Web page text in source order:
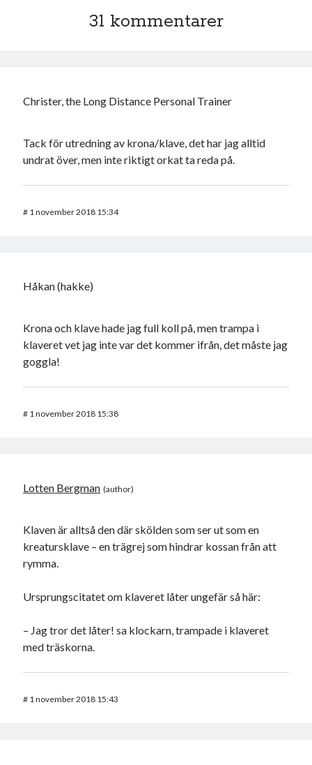
31 kommentarer
Christer, the Long Distance Personal Trainer
Tack för utredning av krona/klave, det har jag alltid
undrat över, men inte riktigt orkat ta reda på.
# 1 november 2018 15:34
Håkan (hakke)
Krona och klave hade jag full koll på, men trampa i
klaveret vet jag inte var det kommer ifrån, det måste jag
goggla!
# 1 november 2018 15:38
Lotten Bergman
Klaven är alltså den där skölden som ser ut som en
kreatursklave – en trägrej som hindrar kossan från att
rymma.
Ursprungscitatet om klaveret låter ungefär så här:
– Jag tror det låter! sa klockarn, trampade i klaveret
med träskorna.
# 1 november 2018 15:43